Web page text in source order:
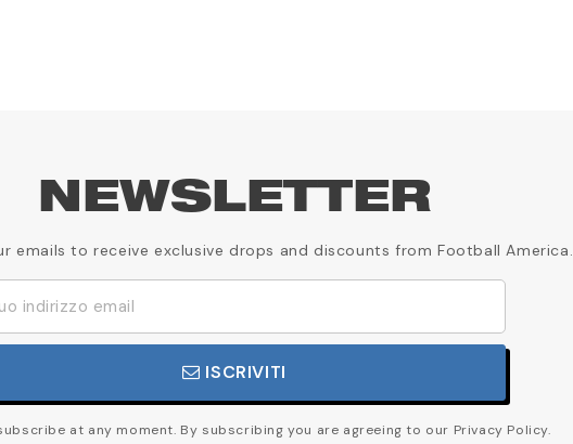
NEWSLETTER
emails to receive exclusive drops and discounts from Football America.
ISCRIVITI
at any moment. By subscribing you are agreeing to our Privacy Policy.